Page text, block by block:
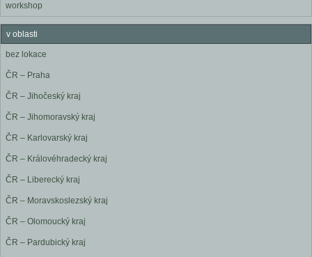
workshop
v oblasti
bez lokace
ČR – Praha
ČR – Jihočeský kraj
ČR – Jihomoravský kraj
ČR – Karlovarský kraj
ČR – Královéhradecký kraj
ČR – Liberecký kraj
ČR – Moravskoslezský kraj
ČR – Olomoucký kraj
ČR – Pardubický kraj